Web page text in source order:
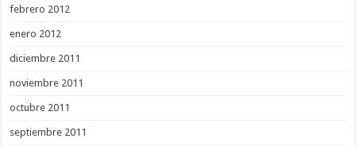
febrero 2012
enero 2012
diciembre 2011
noviembre 2011
octubre 2011
septiembre 2011